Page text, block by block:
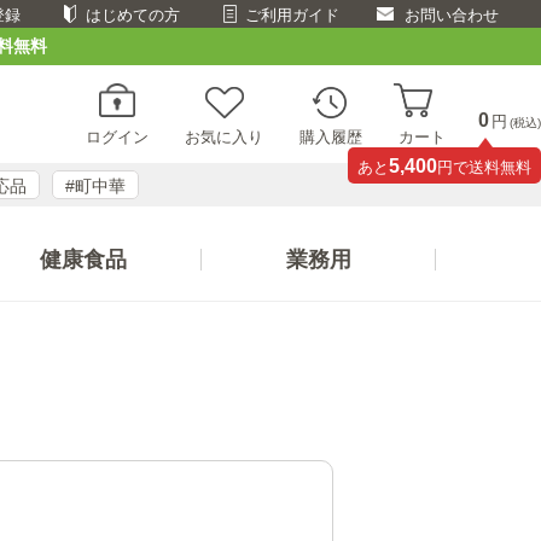
録 はじめての方 ご利用ガイド お問い合わせ
無料
ログイン お気に入り 購入履歴 カート
0 円 (税込)
あと 5,400円で送料無料
品 #町中華
健康食品 業務用